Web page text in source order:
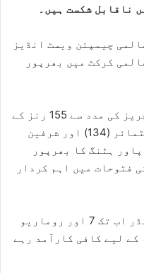
ناقابل شکست ہیں۔
چیمپئن ویسٹ انڈیز
کرکٹ میں بھرپور
کپتان شائے ہوپ ہوپ دو نصف سنچریز کی مدد سے 155 رنز کے
ساتھ نمایاں ہیں جبکہ شمرون ہٹمائر (134) اور شرفین
میں پاور ہٹنگ کا بھرپور
فتوحات میں اہم کردار
اس کے علاوہ آل راؤنڈر جیسن ہولڈر اب تک 7 اور روماریو
ٹیم کے لیے کافی کارآمد رہے